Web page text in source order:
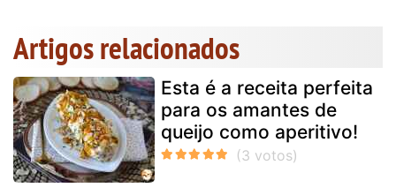
Artigos relacionados
Esta é a receita perfeita
para os amantes de
queijo como aperitivo!